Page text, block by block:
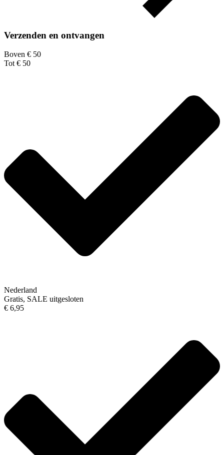
Verzenden en ontvangen
Boven € 50
Tot € 50
Nederland
Gratis, SALE uitgesloten
€ 6,95